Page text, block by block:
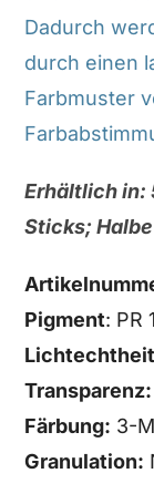
Dadurch
durch einen
Farbmuster
Erhältlich in:
Sticks;
Pigment: PR
Transparenz:
Färbung: 3-
Granulation: